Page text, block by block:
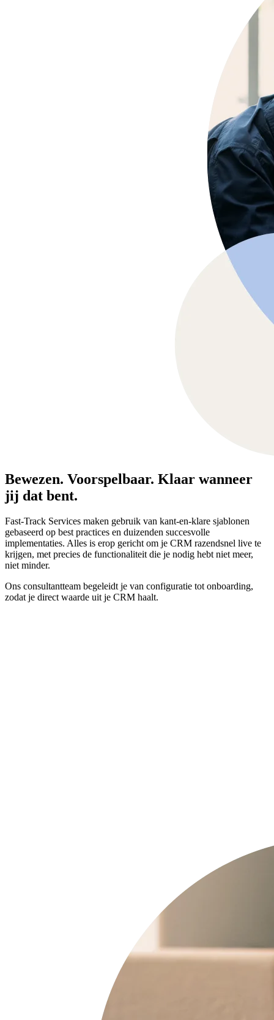
Bewezen. Voorspelbaar. Klaar wanneer
jij dat bent.
Fast-Track Services maken gebruik van kant-en-klare sjablonen
gebaseerd op best practices en duizenden succesvolle
implementaties. Alles is erop gericht om je CRM razendsnel live te
krijgen, met precies de functionaliteit die je nodig hebt niet meer,
niet minder.
Ons consultantteam begeleidt je van configuratie tot onboarding,
zodat je direct waarde uit je CRM haalt.